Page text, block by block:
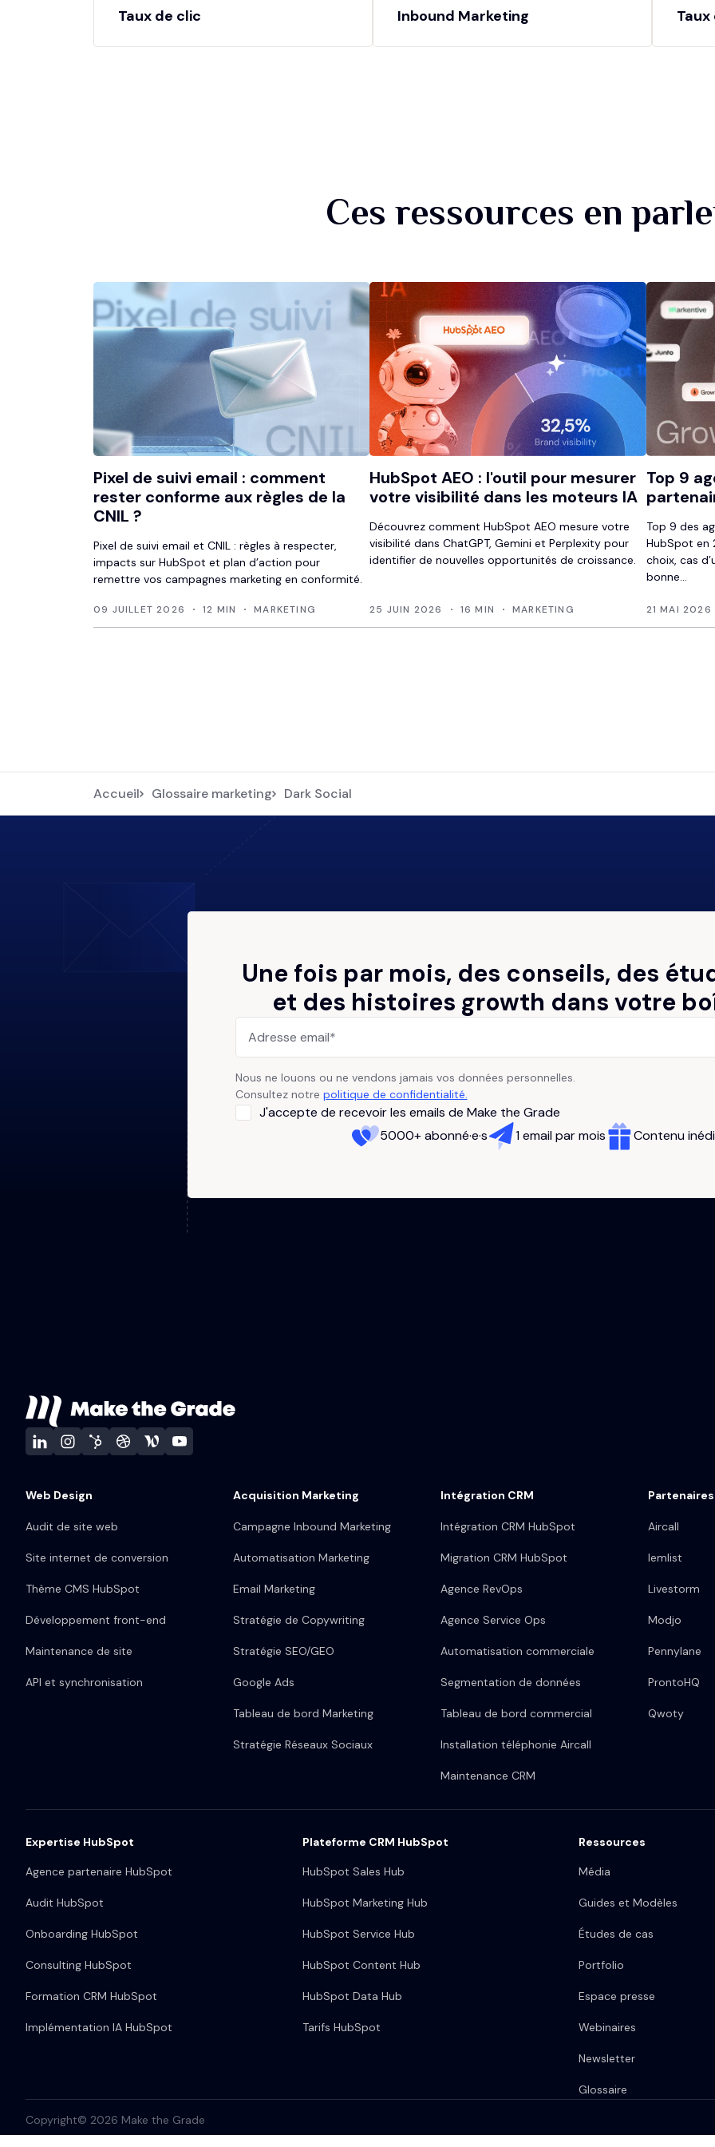
Taux de clic Inbound Marketing
Ces ressources en
Pixel de suivi email : comment
rester conforme aux règles de la
CNIL ?
Pixel de suivi email et CNIL : règles à respecter,
impacts sur HubSpot et plan d’action pour
remettre vos campagnes marketing en conformité.
09 JUILLET 2026 12 MIN MARKETING
HubSpot AEO : l'outil pour mesurer
votre visibilité dans les moteurs IA
Découvrez comment HubSpot AEO mesure votre
visibilité dans ChatGPT, Gemini et Perplexity pour
identifier de nouvelles opportunités de croissance.
25 JUIN 2026 16 MIN MARKETING
Top 9
Top 9 des
HubSpot en
choix, cas
bonne...
21 MAI 2026
Accueil Glossaire marketing Dark Social
Une fois par mois, des conseils, des
et des histoires growth dans votre
Nous ne louons ou ne vendons jamais vos données personnelles.
Consultez notre politique de confidentialité.
J'accepte de recevoir les emails de Make the Grade
5000+ abonné·e·s
1 email par mois Contenu
Web Design
Audit de site web
Site internet de conversion
Thème CMS HubSpot
Développement front-end
Maintenance de site
API et synchronisation
Acquisition Marketing
Campagne Inbound Marketing
Automatisation Marketing
Email Marketing
Stratégie de Copywriting
Stratégie SEO/GEO
Google Ads
Tableau de bord Marketing
Stratégie Réseaux Sociaux
Intégration CRM
Intégration CRM HubSpot
Migration CRM HubSpot
Agence RevOps
Agence Service Ops
Automatisation commerciale
Segmentation de données
Tableau de bord commercial
Installation téléphonie Aircall
Maintenance CRM
Partenaires
Aircall
lemlist
Livestorm
Modjo
Pennylane
ProntoHQ
Qwoty
Expertise HubSpot
Agence partenaire HubSpot
Audit HubSpot
Onboarding HubSpot
Consulting HubSpot
Formation CRM HubSpot
Implémentation IA HubSpot
Plateforme CRM HubSpot
HubSpot Sales Hub
HubSpot Marketing Hub
HubSpot Service Hub
HubSpot Content Hub
HubSpot Data Hub
Tarifs HubSpot
Ressources
Média
Guides et Modèles
Études de cas
Portfolio
Espace presse
Webinaires
Newsletter
Glossaire
Copyright© 2026 Make the Grade